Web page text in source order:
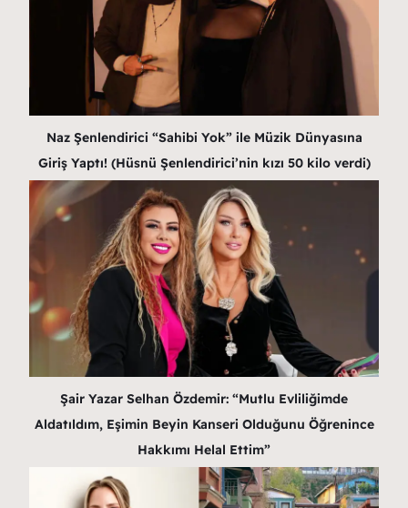
Naz Şenlendirici “Sahibi Yok” ile Müzik Dünyasına
Giriş Yaptı! (Hüsnü Şenlendirici’nin kızı 50 kilo verdi)
Şair Yazar Selhan Özdemir: “Mutlu Evliliğimde
Aldatıldım, Eşimin Beyin Kanseri Olduğunu Öğrenince
Hakkımı Helal Ettim”